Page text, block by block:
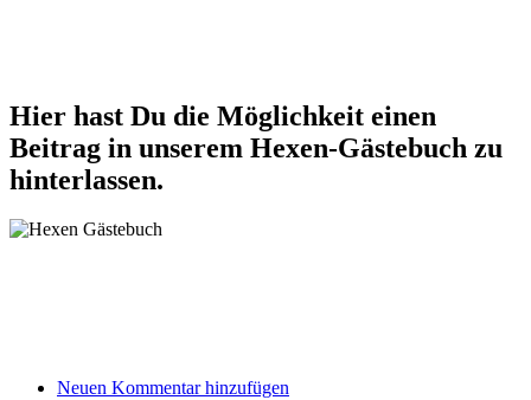
Hier hast Du die Möglichkeit einen
Beitrag in unserem Hexen-Gästebuch zu
hinterlassen.
Neuen Kommentar hinzufügen